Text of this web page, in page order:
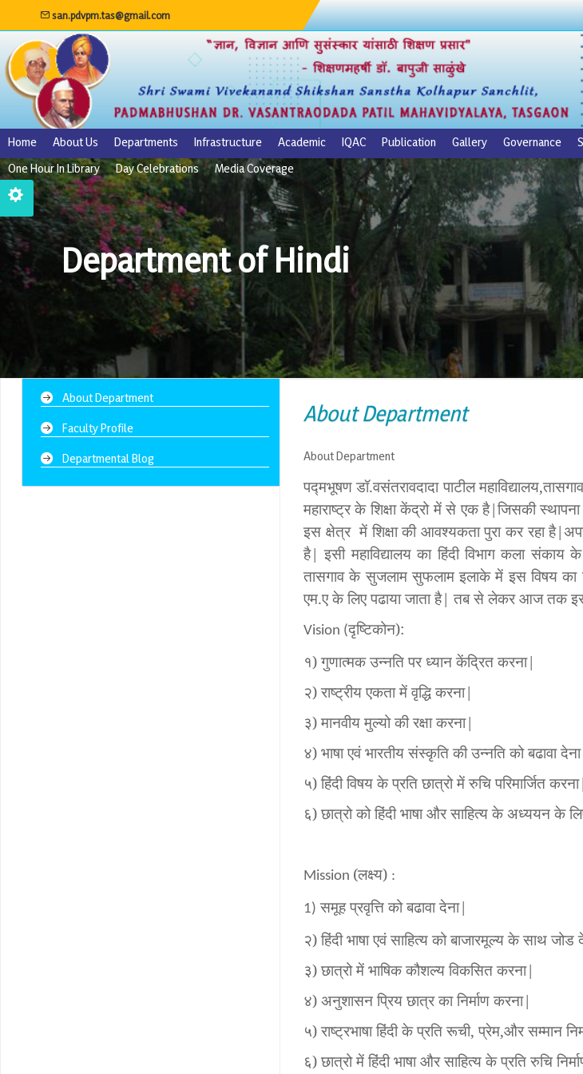
san.pdvpm.tas@gmail.com
Home About Us Departments Infrastructure Academic IQAC Publication Gallery Governance
One Hour In Library
Day Celebrations Media Coverage
Department of Hindi
About Department
Faculty Profile
Departmental Blog
About Department
About Department
पद्मभूषण डॉ.वसंतरावदादा पाटील महाविद्यालय,
महाराष्ट्र के शिक्षा केंद्रो में से एक है|जिसकी
इस क्षेत्र में शिक्षा की आवश्यकता पुरा कर रहा है|
है|इसी महाविद्यालय का हिंदी विभाग कला संकाय
तासगाव के सुजलाम सुफलाम इलाके में इस विषय का
एम.ए के लिए पढाया जाता है|तब से लेकर आज तक इस
Vision (दृष्टिकोन):
१)गुणात्मक उन्नति पर ध्यान केंद्रित करना|
२)राष्ट्रीय एकता में वृद्धि करना|
३)मानवीय मुल्यो की रक्षा करना|
४)भाषा एवं भारतीय संस्कृति की उन्नति को बढावा देना
५)हिंदी विषय के प्रति छात्रो में रुचि परिमार्जित करना|
६)छात्रो को हिंदी भाषा और साहित्य के अध्ययन के
Mission (लक्ष्य) :
1) समूह प्रवृत्ति को बढावा देना|
२)हिंदी भाषा एवं साहित्य को बाजारमूल्य के साथ जोड
३)छात्रो में भाषिक कौशल्य विकसित करना|
४)अनुशासन प्रिय छात्र का निर्माण करना|
५)राष्ट्रभाषा हिंदी के प्रति रूची, प्रेम,और सम्मान
६)छात्रो में हिंदी भाषा और साहित्य के प्रति रुचि